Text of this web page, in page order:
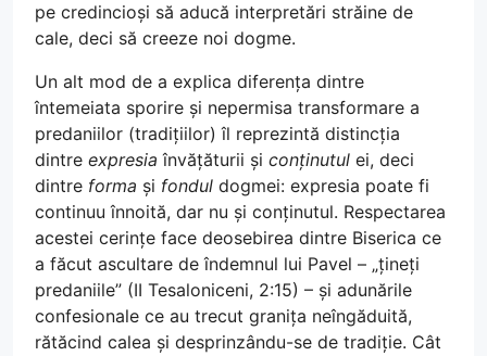
pe credincioși să aducă interpretări străine de
cale, deci să creeze noi dogme.
Un alt mod de a explica diferența dintre
întemeiata sporire și nepermisa transformare a
predaniilor (tradițiilor) îl reprezintă distincția
dintre expresia învățăturii și conținutul ei, deci
dintre forma și fondul dogmei: expresia poate fi
continuu înnoită, dar nu și conținutul. Respectarea
acestei cerințe face deosebirea dintre Biserica ce
a făcut ascultare de îndemnul lui Pavel – „țineți
predaniile” (II Tesaloniceni, 2:15) – și adunările
confesionale ce au trecut granița neîngăduită,
rătăcind calea și desprinzându-se de tradiție. Cât